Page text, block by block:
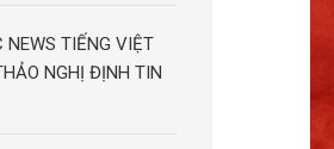
NEWS TIẾNG VIỆT
NGHỊ ĐỊNH TIN